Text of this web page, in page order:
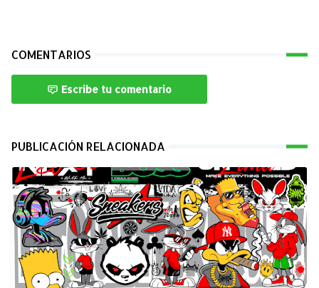
COMENTARIOS
Escribe tu comentario
PUBLICACIÓN RELACIONADA